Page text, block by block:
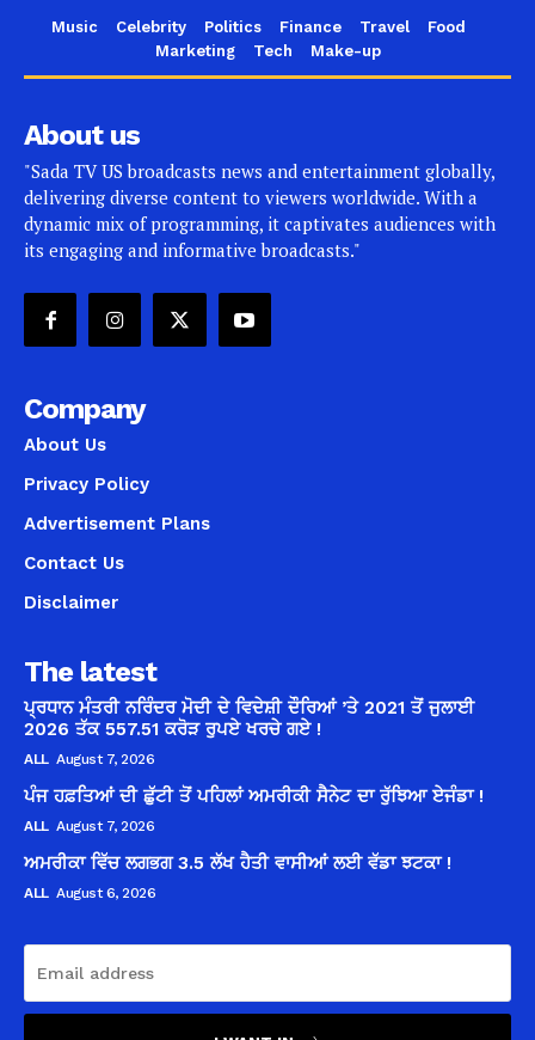
Music Celebrity Politics Finance Travel
Food
Marketing
Tech Make-up
About us
"Sada TV US broadcasts news and entertainment globally,
delivering diverse content to viewers worldwide. With a
dynamic mix of programming, it captivates audiences with
its engaging and informative broadcasts."
Company
About Us
Privacy Policy
Advertisement Plans
Contact Us
Disclaimer
The latest
ਪ੍ਰਧਾਨ ਮੰਤਰੀ ਨਰਿੰਦਰ ਮੋਦੀ ਦੇ ਵਿਦੇਸ਼ੀ ਦੌਰਿਆਂ ’ਤੇ 2021 ਤੋਂ ਜੁਲਾਈ
2026 ਤੱਕ 557.51 ਕਰੋੜ ਰੁਪਏ ਖਰਚੇ ਗਏ !
ALL August 7, 2026
ਪੰਜ ਹਫ਼ਤਿਆਂ ਦੀ ਛੁੱਟੀ ਤੋਂ ਪਹਿਲਾਂ ਅਮਰੀਕੀ ਸੈਨੇਟ ਦਾ ਰੁੱਝਿਆ ਏਜੰਡਾ !
ALL August 7, 2026
ਅਮਰੀਕਾ ਵਿੱਚ ਲਗਭਗ 3.5 ਲੱਖ ਹੈਤੀ ਵਾਸੀਆਂ ਲਈ ਵੱਡਾ ਝਟਕਾ !
ALL August 6, 2026